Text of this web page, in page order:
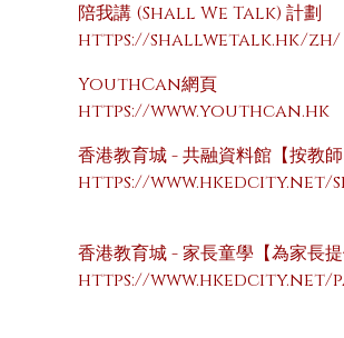
陪我講 (Shall We Talk) 計劃
https://shallwetalk.hk/zh/
YouthCan網頁
https://www.youthcan.hk
香港教育城 - 共融資料館【按教
https://www.hkedcity.net/
香港教育城 - 家長童學【為家長提
https://www.hkedcity.net/